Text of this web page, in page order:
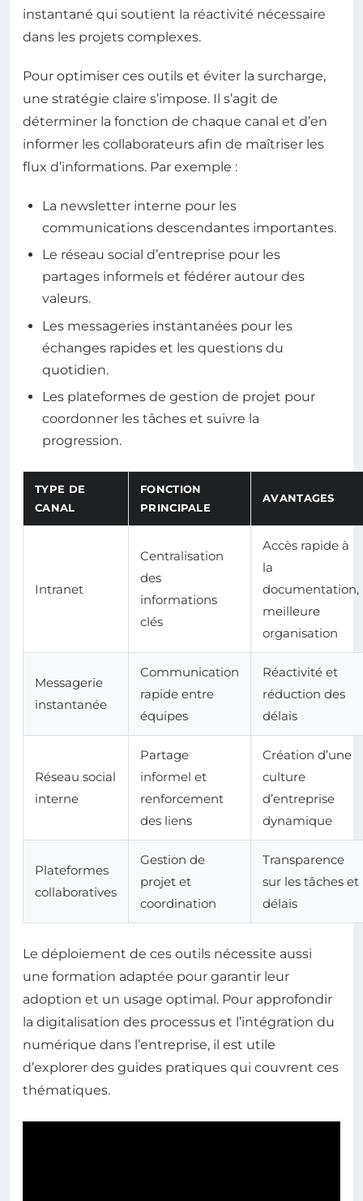
instantané qui soutient la réactivité nécessaire
dans les projets complexes.
Pour optimiser ces outils et éviter la surcharge,
une stratégie claire s’impose. Il s’agit de
déterminer la fonction de chaque canal et d’en
informer les collaborateurs afin de maîtriser les
flux d’informations. Par exemple :
La newsletter interne pour les
communications descendantes importantes.
Le réseau social d’entreprise pour les
partages informels et fédérer autour des
valeurs.
Les messageries instantanées pour les
échanges rapides et les questions du
quotidien.
Les plateformes de gestion de projet pour
coordonner les tâches et suivre la
progression.
TYPE DE
CANAL
FONCTION
PRINCIPALE
AVANTAGES
Intranet
Centralisation
des
informations
clés
Accès rapide à
la
documentation,
meilleure
organisation
Messagerie
instantanée
Communication
rapide entre
équipes
Réactivité et
réduction des
délais
Réseau social
interne
Partage
informel et
renforcement
des liens
Création d’une
culture
d’entreprise
dynamique
Plateformes
collaboratives
Gestion de
projet et
coordination
Transparence
sur les tâches et
délais
Le déploiement de ces outils nécessite aussi
une formation adaptée pour garantir leur
adoption et un usage optimal. Pour approfondir
la digitalisation des processus et l’intégration du
numérique dans l’entreprise, il est utile
d’explorer des guides pratiques qui couvrent ces
thématiques.